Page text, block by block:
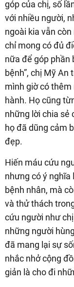
góp của chị, số
với nhiều người,
ngoài kia vẫn
chỉ mong có đủ
nữa để góp phần
bệnh”, chị Mỹ An
mình giờ có
hành. Họ cũng
những lời chia sẻ
họ đã dũng cảm
đẹp.
Hiến máu cứu
nhưng có ý nghĩa
bệnh nhân, mà
và thử thách
cứu người như
những người
đã mang lại sự
nhắc nhở cộng
giản là cho đi